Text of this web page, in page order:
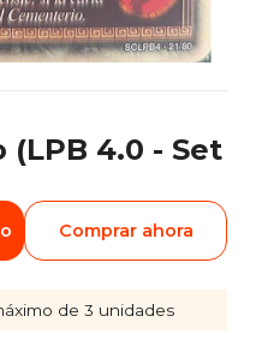
4.0 - Set
Comprar ahora
de 3 unidades